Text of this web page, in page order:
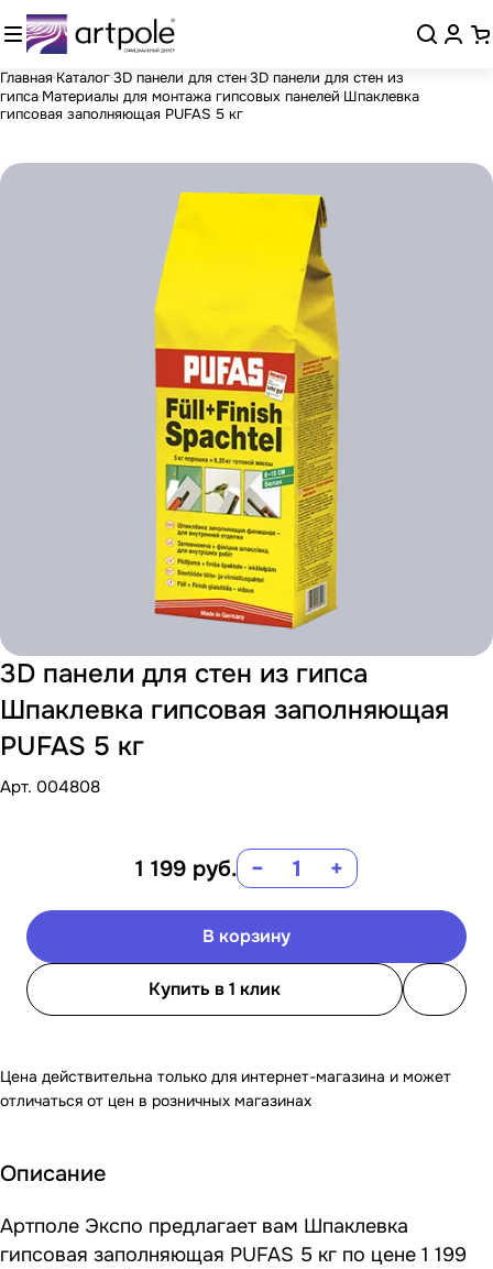
Главная Каталог3D панели для стен3D панели для стен из
гипса Материалы для монтажа гипсовых панелей Шпаклевка
гипсовая заполняющая PUFAS 5 кг
3D панели для стен из гипса
Шпаклевка гипсовая заполняющая
PUFAS 5 кг
Арт. 004808
1 199 руб. − +
В корзину
Купить в 1 клик
Цена действительна только для интернет-магазина и может
отличаться от цен в розничных магазинах
Описание
Артполе Экспо предлагает вам Шпаклевка
гипсовая заполняющая PUFAS 5 кг по цене 1 199